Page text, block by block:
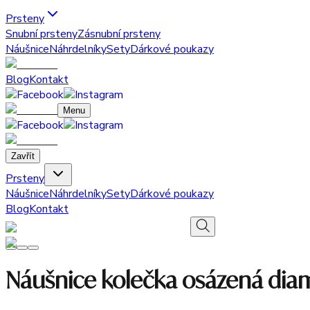
Prsteny
Snubní prstenyZásnubní prsteny
NáušniceNáhrdelníkySetyDárkové poukazy
BlogKontakt
Menu
Zavřít
Prsteny
NáušniceNáhrdelníkySetyDárkové poukazy
BlogKontakt
Náušnice kolečka osázená